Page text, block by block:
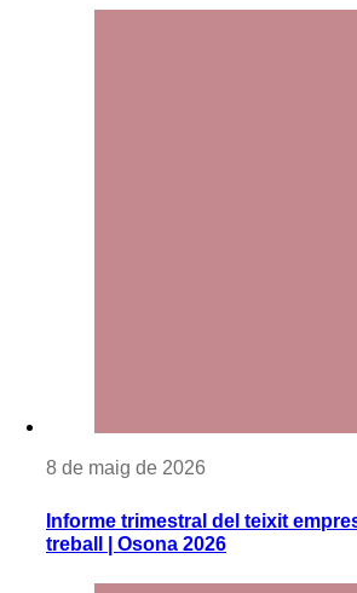
8 de maig de 2026
Informe trimestral del teixit
treball | Osona 2026